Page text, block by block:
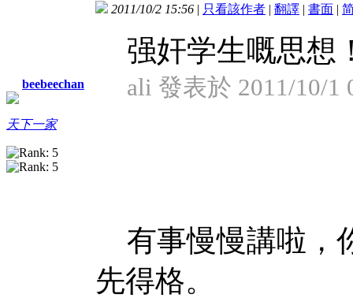
beebeechan
天下一家
2011/10/2 15:56 | 只看該作者 | 翻譯 | 書面 |
强奸学生嘅思想
ali 發表於 2011/10/1
有事慢慢講啦，
先得格。